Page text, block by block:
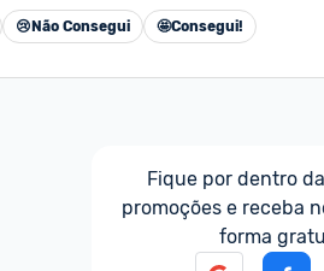
😢 Não Consegui 🤩Consegui!
Fique por dentro
promoções e receba
forma